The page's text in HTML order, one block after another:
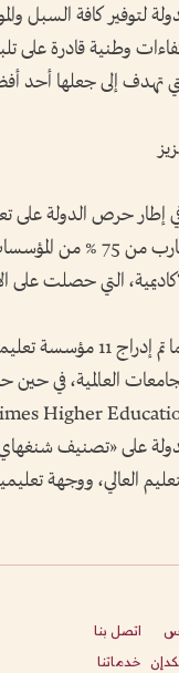
لتوفير كافة السبل
تهدف إلى جعلها أحد
إطار حرص الدولة على
يقارب من 75 %
التي حصلت على
على «تصنيف
العالي، ووجهة
اتصل بنا
خدماتنا